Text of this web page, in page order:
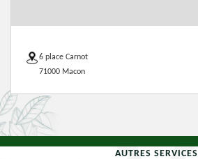
6 place Carnot
71000 Macon
AUTRES SERVICES